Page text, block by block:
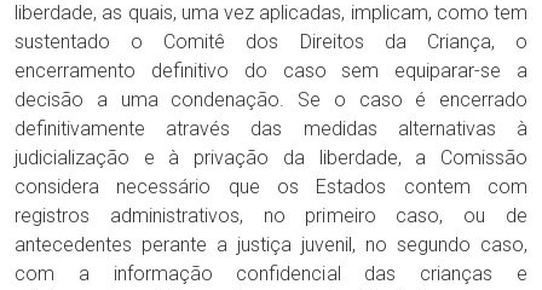
liberdade, as quais, uma vez aplicadas, implicam, como tem
sustentado o Comitê dos Direitos da Criança, o
encerramento definitivo do caso sem equiparar-se a
decisão a uma condenação. Se o caso é encerrado
definitivamente através das medidas alternativas à
judicialização e à privação da liberdade, a Comissão
considera necessário que os Estados contem com
registros administrativos, no primeiro caso, ou de
antecedentes perante a justiça juvenil, no segundo caso,
com a informação confidencial das crianças e